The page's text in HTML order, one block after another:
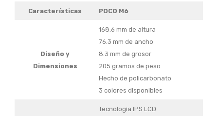
Características POCO M6
Diseño y
Dimensiones
168.6 mm de altura
76.3 mm de ancho
8.3 mm de grosor
205 gramos de peso
Hecho de policarbonato
3 colores disponibles
Tecnología IPS LCD